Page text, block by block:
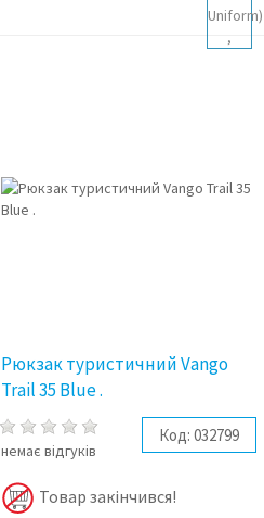
Рюкзак туристичний Vango
Trail 35 Blue .
немає відгуків
Код: 032799
Товар закінчився!